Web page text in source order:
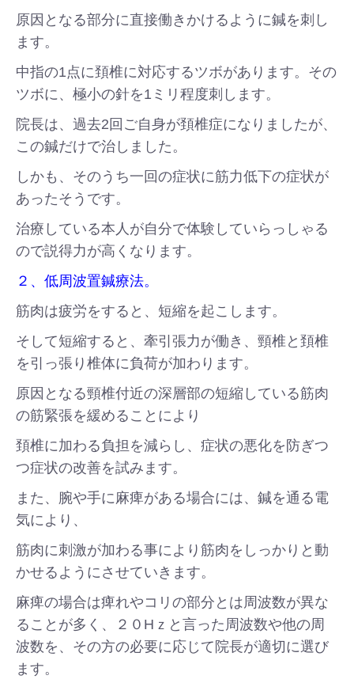
原因となる部分に直接働きかけるように鍼を刺し
ます。
中指の1点に頚椎に対応するツボがあります。その
ツボに、極小の針を1ミリ程度刺します。
院長は、過去2回ご自身が頚椎症になりましたが、
この鍼だけで治しました。
しかも、そのうち一回の症状に筋力低下の症状が
あったそうです。
治療している本人が自分で体験していらっしゃる
ので説得力が高くなります。
２、低周波置鍼療法。
筋肉は疲労をすると、短縮を起こします。
そして短縮すると、牽引張力が働き、頸椎と頚椎
を引っ張り椎体に負荷が加わります。
原因となる頸椎付近の深層部の短縮している筋肉
の筋緊張を緩めることにより
頚椎に加わる負担を減らし、症状の悪化を防ぎつ
つ症状の改善を試みます。
また、腕や手に麻痺がある場合には、鍼を通る電
気により、
筋肉に刺激が加わる事により筋肉をしっかりと動
かせるようにさせていきます。
麻痺の場合は痺れやコリの部分とは周波数が異な
ることが多く、２０Hｚと言った周波数や他の周
波数を、その方の必要に応じて院長が適切に選び
ます。